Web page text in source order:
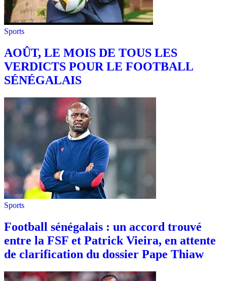
Sports
AOÛT, LE MOIS DE TOUS LES
VERDICTS POUR LE FOOTBALL
SÉNÉGALAIS
Sports
Football sénégalais : un accord trouvé
entre la FSF et Patrick Vieira, en attente
de clarification du dossier Pape Thiaw